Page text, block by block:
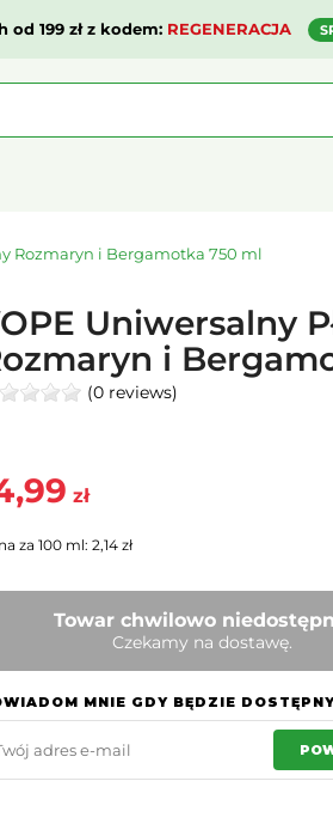
od 199 zł z kodem: REGENERACJA
Rozmaryn i Bergamotka 750 ml
Uniwersalny
i
(0 reviews)
zł
za 100 ml: 2,14 zł
Towar chwilowo
Czekamy na dostawę.
MNIE GDY BĘDZIE